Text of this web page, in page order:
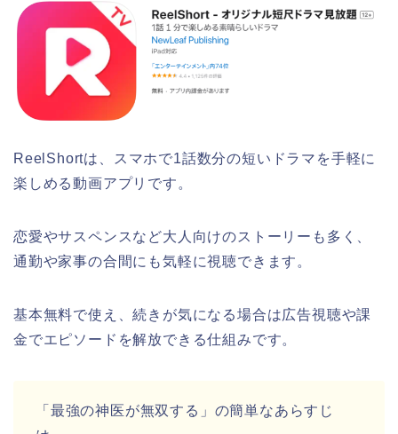
ReelShortは、スマホで1話数分の短いドラマを手軽に
楽しめる動画アプリです。
恋愛やサスペンスなど大人向けのストーリーも多く、
通勤や家事の合間にも気軽に視聴できます。
基本無料で使え、続きが気になる場合は広告視聴や課
金でエピソードを解放できる仕組みです。
「最強の神医が無双する」の簡単なあらすじ